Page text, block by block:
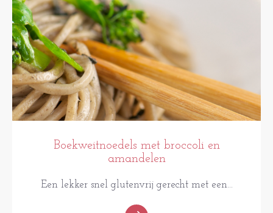
Boekweitnoedels met broccoli en
amandelen
Een lekker snel glutenvrij gerecht met een...